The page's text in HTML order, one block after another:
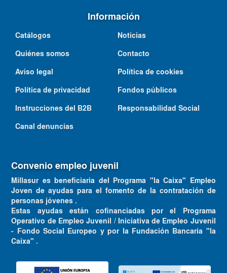
Información
Catálogos
Noticias
Quiénes somos
Contacto
Aviso legal
Política de cookies
Política de privacidad
Fondos públicos
Instrucciones del B2B
Responsabilidad Social
Canal denuncias
Convenio empleo juvenil
Millasur es beneficiaria del Programa "la Caixa" Empleo
Joven de ayudas para el fomento de la contratación de
personas jóvenes .
Estas ayudas están cofinanciadas por el Programa
Operativo de Empleo Juvenil / Iniciativa de Empleo Juvenil
- Fondo Social Europeo y por la Fundación Bancaria "la
Caixa" .